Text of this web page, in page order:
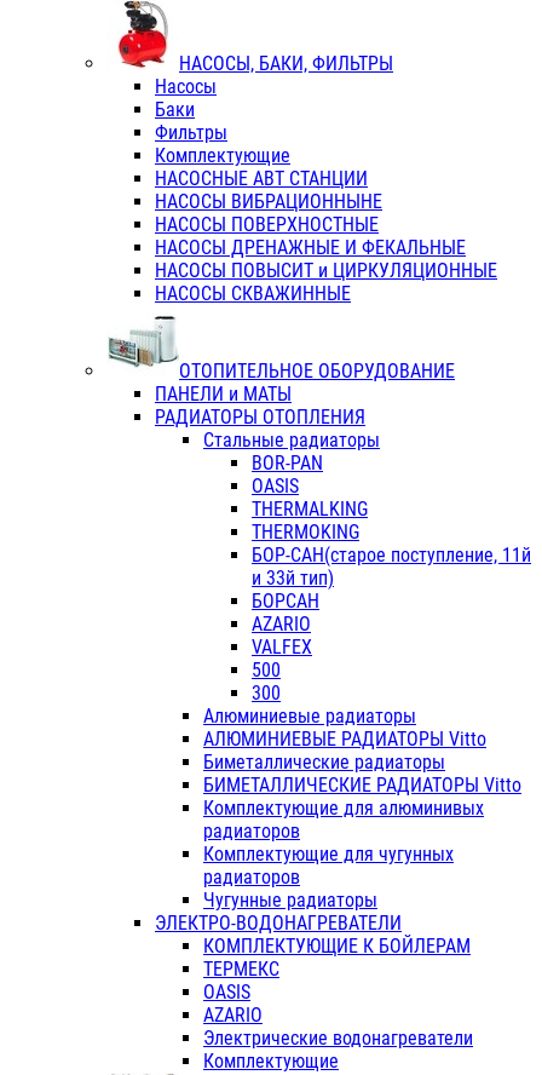
НАСОСЫ, БАКИ, ФИЛЬТРЫ
Насосы
Баки
Фильтры
Комплектующие
НАСОСНЫЕ АВТ СТАНЦИИ
НАСОСЫ ВИБРАЦИОННЫНЕ
НАСОСЫ ПОВЕРХНОСТНЫЕ
НАСОСЫ ДРЕНАЖНЫЕ И ФЕКАЛЬНЫЕ
НАСОСЫ ПОВЫСИТ и ЦИРКУЛЯЦИОННЫЕ
НАСОСЫ СКВАЖИННЫЕ
ОТОПИТЕЛЬНОЕ ОБОРУДОВАНИЕ
ПАНЕЛИ и МАТЫ
РАДИАТОРЫ ОТОПЛЕНИЯ
Стальные радиаторы
BOR-PAN
OASIS
THERMALKING
THERMOKING
БОР-САН(старое поступление, 11й
и 33й тип)
БОРСАН
AZARIO
VALFEX
500
300
Алюминиевые радиаторы
АЛЮМИНИЕВЫЕ РАДИАТОРЫ Vitto
Биметаллические радиаторы
БИМЕТАЛЛИЧЕСКИЕ РАДИАТОРЫ Vitto
Комплектующие для алюминивых
радиаторов
Комплектующие для чугунных
радиаторов
Чугунные радиаторы
ЭЛЕКТРО-ВОДОНАГРЕВАТЕЛИ
КОМПЛЕКТУЮЩИЕ К БОЙЛЕРАМ
ТЕРМЕКС
OASIS
AZARIO
Электрические водонагреватели
Комплектующие